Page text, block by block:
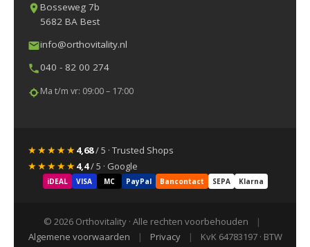
Bosseweg 7b
5682 BA Best
info@orthovitality.nl
040 - 82 00 274
Ma t/m vr: 09:00 – 17:00
★★★★★4,68/ 5 · Trusted Shops
★★★★★4,4/ 5 · Google
iDEAL VISA MC PayPal Bancontact SEPA Klarna
© 2026 Orthovitality · Alle rechten voorbehouden
|
Algemene voorwaarden
| Privacy |
KvK 64783197 · BTW